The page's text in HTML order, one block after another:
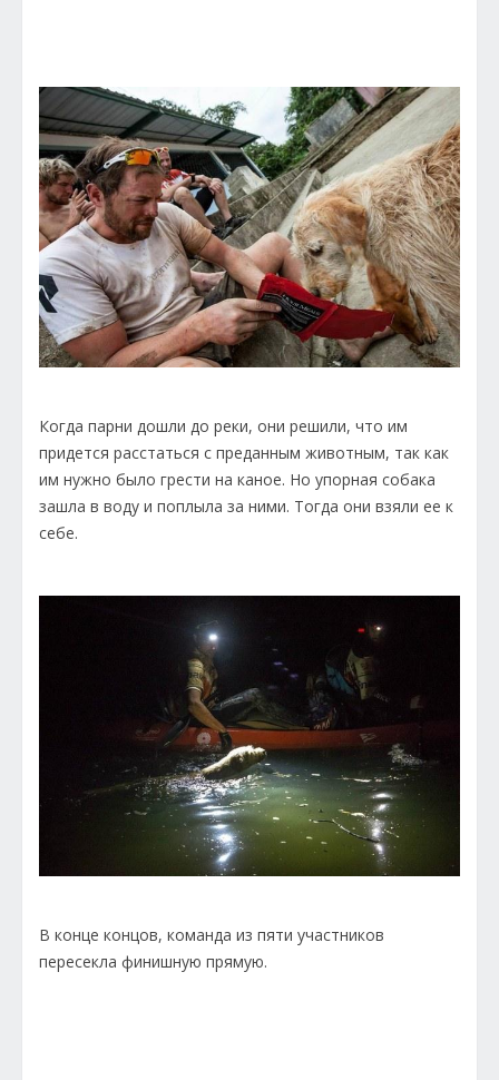
Когда парни дошли до реки, они решили, что им
придется расстаться с преданным животным, так как
им нужно было грести на каное. Но упорная собака
зашла в воду и поплыла за ними. Тогда они взяли ее к
себе.
В конце концов, команда из пяти участников
пересекла финишную прямую.